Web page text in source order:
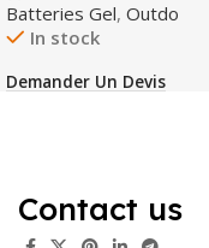
Batteries Gel, Outdo
In stock
Demander Un Devis
Contact us